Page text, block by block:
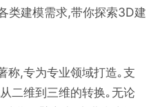
类建模需求,带你探索3D建
称,专为专业领域打造｡支
二维到三维的转换｡无论